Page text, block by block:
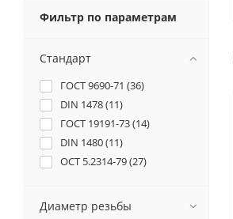
Фильтр по параметрам
Стандарт
ГОСТ 9690-71 (36)
DIN 1478 (11)
ГОСТ 19191-73 (14)
DIN 1480 (11)
ОСТ 5.2314-79 (27)
Диаметр резьбы